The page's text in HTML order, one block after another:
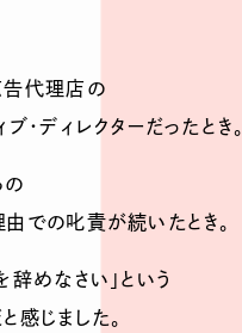
告代理店の
ブ・ディレクターだったとき。
の
での叱責が続いたとき。
辞めなさい」という
感じました。